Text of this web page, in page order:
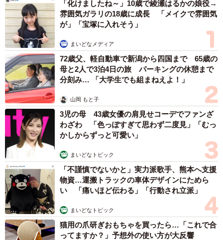
２０１３年の秋、長坂さんは、飼っていた３匹の猫のう
ち、１匹の猫を亡くしてロスに陥っていた。１０月に入る
と、妻の実家の隣家の納屋で子猫が産まれたという話が耳
に入ってきて、たびたび静岡に野良猫たちの様子を見に行
った。ところが、２匹の子猫のうち、１匹がカラスに襲わ
れて亡くなってしまったのだ。
「ギャーっというカラスの鳴き声がしたので、その家の
人が見に行くと、子猫が亡くなっていたそうです」
長坂さんは、残された１匹の子猫を引き取った。
ボス猫レオくん
「化けましたね～」10歳で綾瀬はるかの娘役→
雰囲気ガラリの18歳に成長 「メイクで雰囲気
が」「宝塚に入れそう」
まいどなメディア
72歳父、軽自動車で新潟から四国まで 65歳の
母と2人で3泊4日の旅 パーキングの休憩まで
分刻み… 「大学生でも組まねえよ！」
山岡 もと子
3児の母 43歳女優の肩見せコーデでファンざ
わざわ 「色っぽすぎて思わず二度見」「むっ
かしからずっと可愛い」
まいどなトピック
「不謹慎でないかと」実力派歌手、熊本へ支援
物資…運搬トラックの車体デザインにためら
い 「痛いほど伝わる」「行動され立派」
まいどなトピック
猫用の爪研ぎおもちゃを買ったら…「これで合
ってますか？」予想外の使い方が大反響